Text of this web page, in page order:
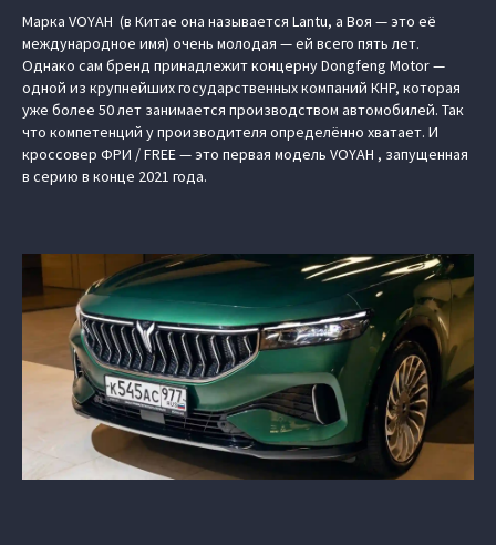
Марка VOYAH (в Китае она называется Lantu, а Воя — это её
международное имя) очень молодая — ей всего пять лет.
Однако сам бренд принадлежит концерну Dongfeng Motor —
одной из крупнейших государственных компаний КНР, которая
уже более 50 лет занимается производством автомобилей. Так
что компетенций у производителя определённо хватает. И
кроссовер ФРИ / FREE — это первая модель VOYAH , запущенная
в серию в конце 2021 года.